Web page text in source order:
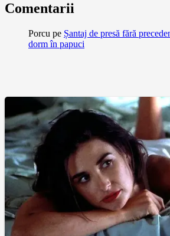
Comentarii
Porcu pe Șantaj de presă fără
dorm în papuci